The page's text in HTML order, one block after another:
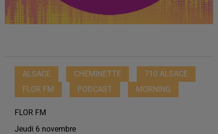
ALSACE CHEMINETTE
710 ALSACE
FLOR FM
PODCAST MORNING
FLOR FM
Jeudi 6 novembre